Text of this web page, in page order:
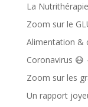
La
Zoom sur le
Alimentation &
Coronavirus 😷
Zoom sur les
Un rapport